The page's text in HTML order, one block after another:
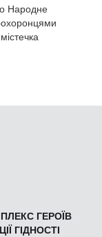
Народне
ГЕРОЇВ
ГІДНОСТІ